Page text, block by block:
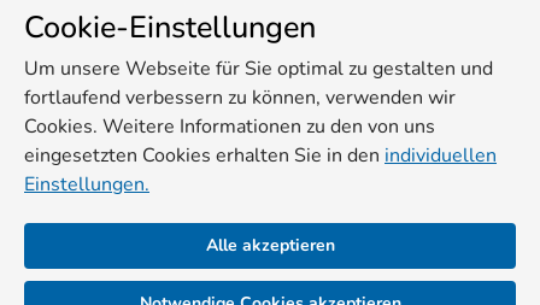
Cookie-Einstellungen
Um unsere Webseite für Sie optimal zu gestalten und
fortlaufend verbessern zu können, verwenden wir
Cookies. Weitere Informationen zu den von uns
eingesetzten Cookies erhalten Sie in den individuellen
Einstellungen.
Alle akzeptieren